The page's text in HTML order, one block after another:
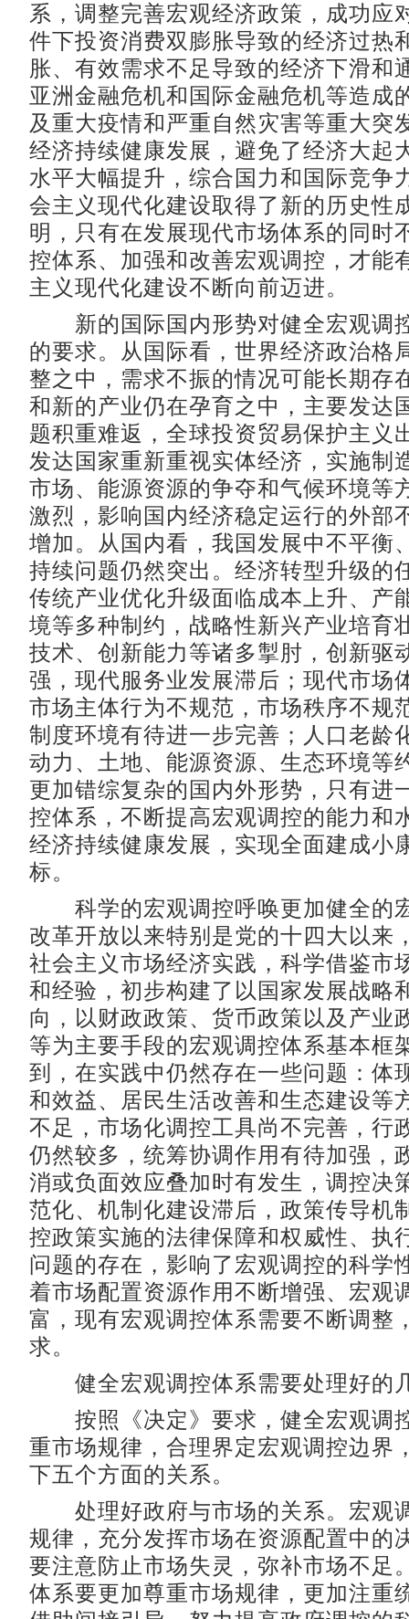
系，调整完善宏观经济政策，成功应
件下投资消费双膨胀导致的经济过热
胀、有效需求不足导致的经济下滑和
亚洲金融危机和国际金融危机等造成
及重大疫情和严重自然灾害等重大突
经济持续健康发展，避免了经济大起
水平大幅提升，综合国力和国际竞争
会主义现代化建设取得了新的历史性
明，只有在发展现代市场体系的同时
控体系、加强和改善宏观调控，才能
主义现代化建设不断向前迈进。
新的国际国内形势对健全宏观调
的要求。从国际看，世界经济政治格
整之中，需求不振的情况可能长期存
和新的产业仍在孕育之中，主要发达
题积重难返，全球投资贸易保护主义
发达国家重新重视实体经济，实施制
市场、能源资源的争夺和气候环境等
激烈，影响国内经济稳定运行的外部
增加。从国内看，我国发展中不平衡
持续问题仍然突出。经济转型升级的
传统产业优化升级面临成本上升、产
境等多种制约，战略性新兴产业培育
技术、创新能力等诸多掣肘，创新驱
强，现代服务业发展滞后；现代市场
市场主体行为不规范，市场秩序不规
制度环境有待进一步完善；人口老龄
动力、土地、能源资源、生态环境等
更加错综复杂的国内外形势，只有进
控体系，不断提高宏观调控的能力和
经济持续健康发展，实现全面建成小
标。
科学的宏观调控呼唤更加健全的
改革开放以来特别是党的十四大以来
社会主义市场经济实践，科学借鉴市
和经验，初步构建了以国家发展战略
向，以财政政策、货币政策以及产业
等为主要手段的宏观调控体系基本框
到，在实践中仍然存在一些问题：体
和效益、居民生活改善和生态建设等
不足，市场化调控工具尚不完善，行
仍然较多，统筹协调作用有待加强，
消或负面效应叠加时有发生，调控决
范化、机制化建设滞后，政策传导机
控政策实施的法律保障和权威性、执
问题的存在，影响了宏观调控的科学
着市场配置资源作用不断增强、宏观
富，现有宏观调控体系需要不断调整
求。
健全宏观调控体系需要处理好的
按照《决定》要求，健全宏观调
重市场规律，合理界定宏观调控边界
下五个方面的关系。
处理好政府与市场的关系。宏观
规律，充分发挥市场在资源配置中的
要注意防止市场失灵，弥补市场不足
体系要更加尊重市场规律，更加注重